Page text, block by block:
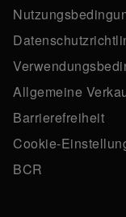
Allgemeine
Barrierefreiheit
Cookie-
BCR